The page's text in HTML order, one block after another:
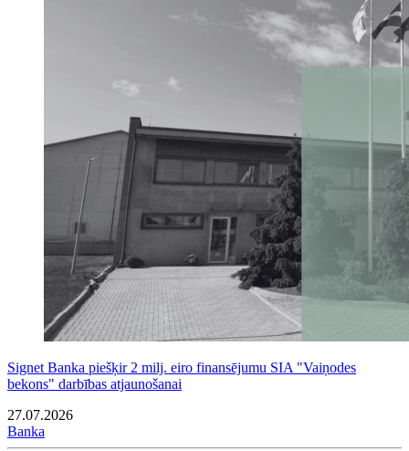
Signet Banka piešķir 2 milj. eiro finansējumu SIA "Vaiņodes
bekons" darbības atjaunošanai
27.07.2026
Banka